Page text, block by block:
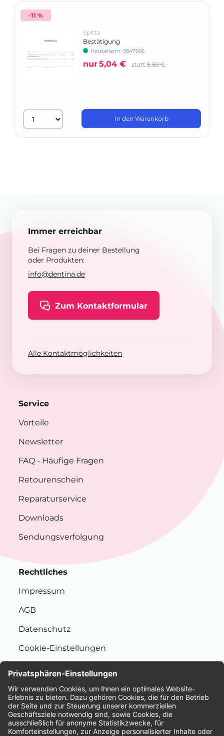
-11 %
Spitta
Bestätigung
Herstellernr: 9847666
nur5,04 € statt 5,69 €
In den Warenkorb
Immer erreichbar
Bei Fragen zu deiner Bestellung
oder Produkten:
info@dentina.de
Zum Kontaktformular
Alle Kontaktmöglichkeiten
Service
Vorteile
Newsletter
FAQ - Häufige Fragen
Retourenschein
Reparaturservice
Downloads
Sendungsverfolgung
Rechtliches
Impressum
AGB
Datenschutz
Cookie-Einstellungen
Bewertungen